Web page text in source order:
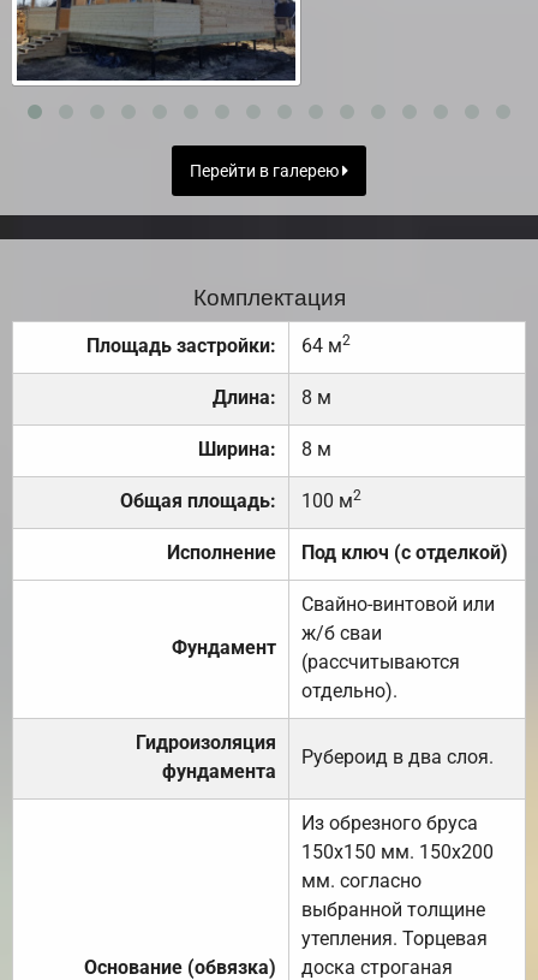
Перейти в галерею
Комплектация
Площадь застройки: 64 м2
Длина: 8 м
Ширина: 8 м
Общая площадь: 100 м2
Исполнение Под ключ (с отделкой)
Фундамент
Свайно-винтовой или
ж/б сваи
(рассчитываются
отдельно).
Гидроизоляция
фундамента
Рубероид в два слоя.
Основание (обвязка)
Из обрезного бруса
150х150 мм. 150х200
мм. согласно
выбранной толщине
утепления. Торцевая
доска строганая